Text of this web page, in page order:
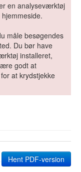
en analyseværktøj
måle besøgendes
Du bør have
installeret,
godt at
at krydstjekke
Hent PDF-version